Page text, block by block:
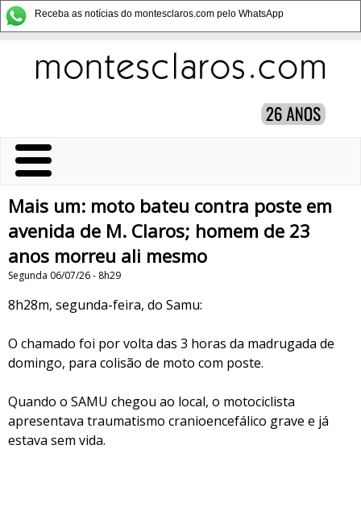
Receba as notícias do montesclaros.com pelo WhatsApp
Mais um: moto bateu contra poste em
avenida de M. Claros; homem de 23
anos morreu ali mesmo
Segunda 06/07/26 - 8h29
8h28m, segunda-feira, do Samu:
O chamado foi por volta das 3 horas da madrugada de
domingo, para colisão de moto com poste.
Quando o SAMU chegou ao local, o motociclista
apresentava traumatismo cranioencefálico grave e já
estava sem vida.